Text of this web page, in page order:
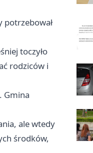
potrzebował
toczyło
rodziców i
Gmina
ale wtedy
środków,